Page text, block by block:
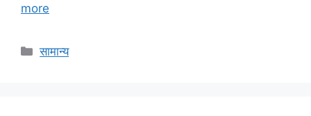
more
Categories
सामान्य